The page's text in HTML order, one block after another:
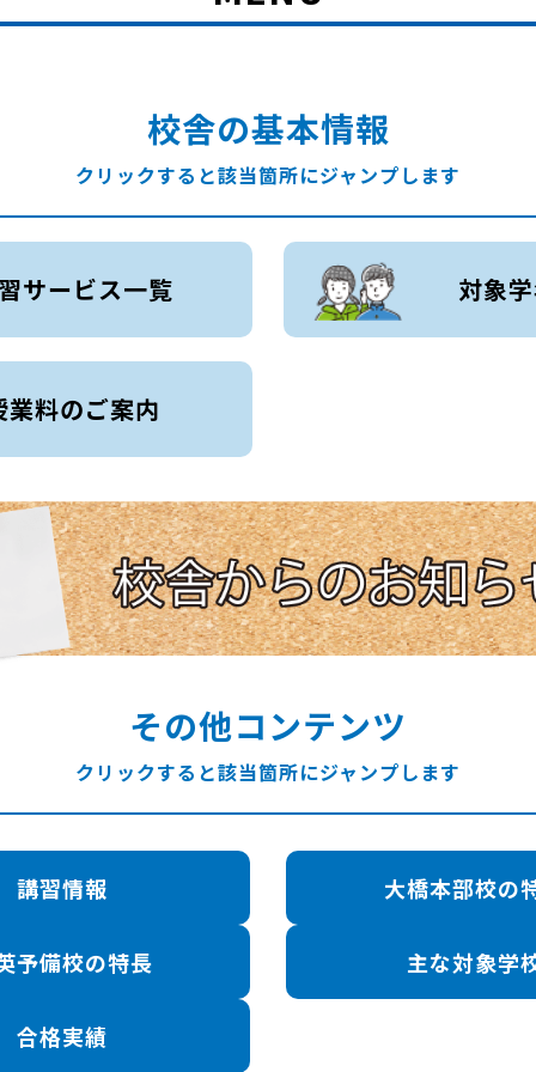
校舎の基本情報
クリックすると該当箇所にジャンプします
サービス一覧 対象
業料のご案内
その他コンテンツ
クリックすると該当箇所にジャンプします
講習情報 大橋本部校の
予備校の特長 主な対象学
合格実績